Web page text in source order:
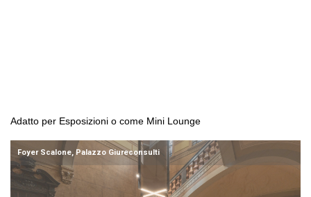
Adatto per Esposizioni o come Mini Lounge
Foyer Scalone, Palazzo Giureconsulti